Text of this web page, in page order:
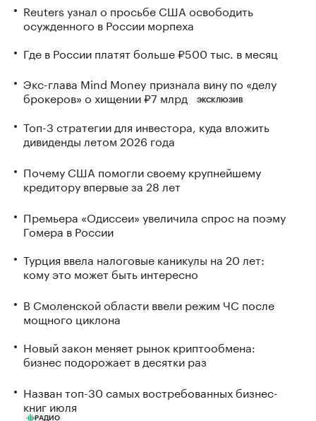
Reuters узнал о просьбе США освободить
осужденного в России морпеха
Где в России платят больше ₽500 тыс. в месяц
Экс-глава Mind Money признала вину по «делу
брокеров» о хищении ₽7 млрд
ЭКСКЛЮЗИВ
Топ-3 стратегии для инвестора, куда вложить
дивиденды летом 2026 года
Почему США помогли своему крупнейшему
кредитору впервые за 28 лет
Премьера «Одиссеи» увеличила спрос на поэму
Гомера в России
Турция ввела налоговые каникулы на 20 лет:
кому это может быть интересно
В Смоленской области ввели режим ЧС после
мощного циклона
Новый закон меняет рынок криптообмена:
бизнес подорожает в десятки раз
Назван топ-30 самых востребованных бизнес-
книг июля
РАДИО